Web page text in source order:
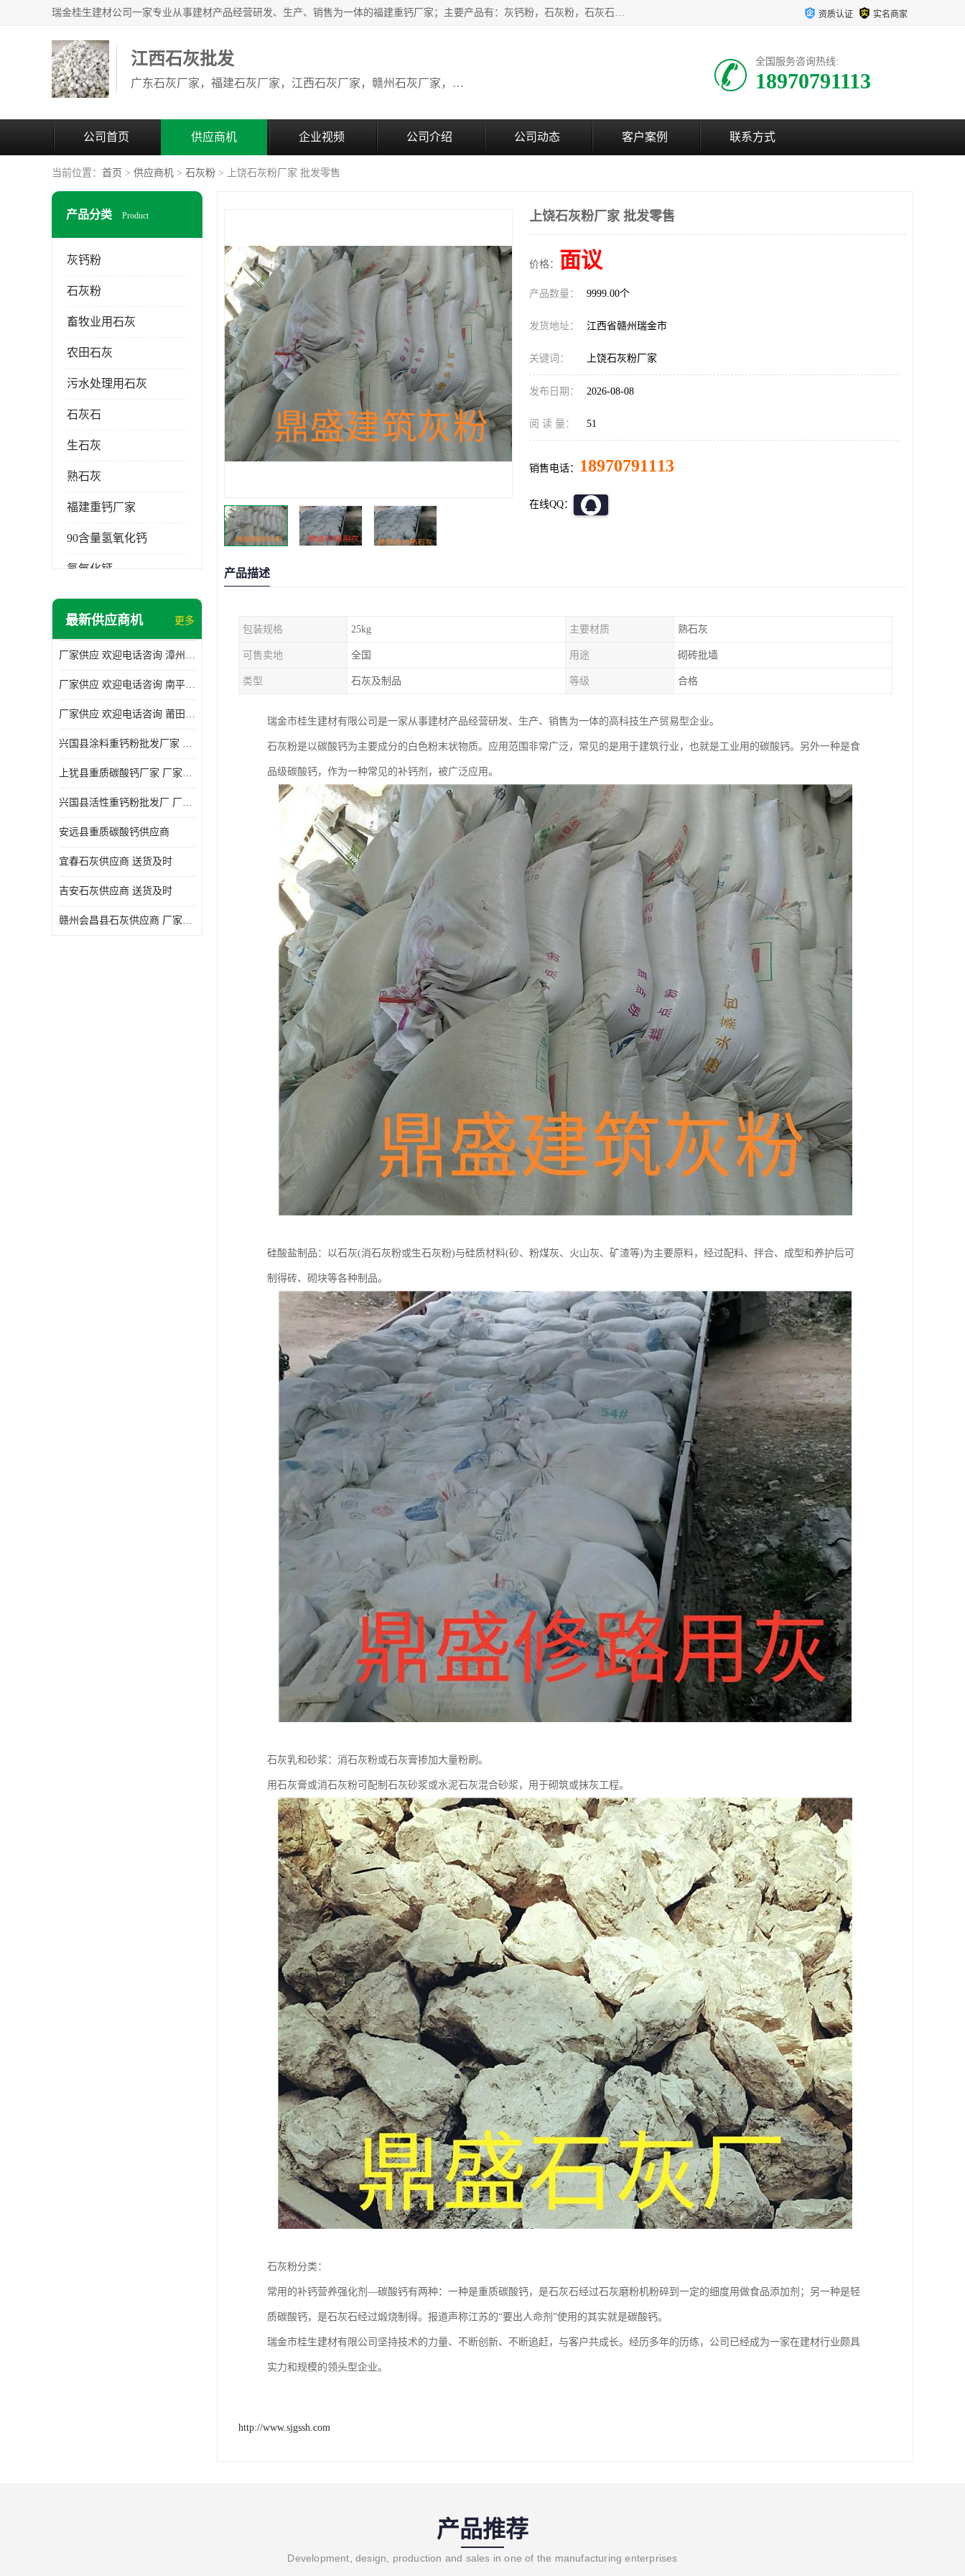
瑞金桂生建材公司一家专业从事建材产品经营研发、生产、销售为一体的福建重钙厂家；主要产品有：灰钙粉，石灰粉，石灰石，生石灰，熟石灰，氧化钙，重钙粉，氢氧化钙，农田石灰，畜牧业用石灰等。欢迎新老客户来电咨询！ 资质认证 实名商家
江西石灰批发
广东石灰厂家，福建石灰厂家，江西石灰厂家，赣州石灰厂家，东莞石灰厂家
全国服务咨询热线:
18970791113
公司首页 供应商机 企业视频 公司介绍 公司动态 客户案例 联系方式
当前位置： 首页 > 供应商机 > 石灰粉 > 上饶石灰粉厂家 批发零售
产品分类 Product
灰钙粉
石灰粉
畜牧业用石灰
农田石灰
污水处理用石灰
石灰石
生石灰
熟石灰
福建重钙厂家
90含量氢氧化钙
氢氧化钙
氧化钙
最新供应商机 更多
厂家供应 欢迎电话咨询 漳州活性重钙粉
厂家供应 欢迎电话咨询 南平活性重钙粉批发厂
厂家供应 欢迎电话咨询 莆田高白度重钙粉厂家
兴国县涂料重钙粉批发厂家 厂家供应 欢迎电话咨询
上犹县重质碳酸钙厂家 厂家供应 欢迎电话咨询
兴国县活性重钙粉批发厂 厂家供应 欢迎电话咨询
安远县重质碳酸钙供应商
宜春石灰供应商 送货及时
吉安石灰供应商 送货及时
赣州会昌县石灰供应商 厂家供应
上饶石灰粉厂家 批发零售
价格： 面议
产品数量： 9999.00个
发货地址： 江西省赣州瑞金市
关键词： 上饶石灰粉厂家
发布日期： 2026-08-08
阅 读 量： 51
销售电话： 18970791113
在线QQ：
产品描述
包装规格 25kg 主要材质 熟石灰
可售卖地 全国 用途 砌砖批墙
类型 石灰及制品 等级 合格
瑞金市桂生建材有限公司是一家从事建材产品经营研发、生产、销售为一体的高科技生产贸易型企业。
石灰粉是以碳酸钙为主要成分的白色粉末状物质。应用范围非常广泛，常见的是用于建筑行业，也就是工业用的碳酸钙。另外一种是食
品级碳酸钙，作为一种常见的补钙剂，被广泛应用。
硅酸盐制品：以石灰(消石灰粉或生石灰粉)与硅质材料(砂、粉煤灰、火山灰、矿渣等)为主要原料，经过配料、拌合、成型和养护后可
制得砖、砌块等各种制品。
石灰乳和砂浆：消石灰粉或石灰膏掺加大量粉刷。
用石灰膏或消石灰粉可配制石灰砂浆或水泥石灰混合砂浆，用于砌筑或抹灰工程。
石灰粉分类：
常用的补钙营养强化剂—碳酸钙有两种：一种是重质碳酸钙，是石灰石经过石灰磨粉机粉碎到一定的细度用做食品添加剂；另一种是轻
质碳酸钙，是石灰石经过煅烧制得。报道声称江苏的“要出人命剂”使用的其实就是碳酸钙。
瑞金市桂生建材有限公司坚持技术的力量、不断创新、不断追赶，与客户共成长。经历多年的历练，公司已经成为一家在建材行业颇具
实力和规模的领头型企业。
http://www.sjgssh.com
产品推荐
Development, design, production and sales in one of the manufacturing enterprises